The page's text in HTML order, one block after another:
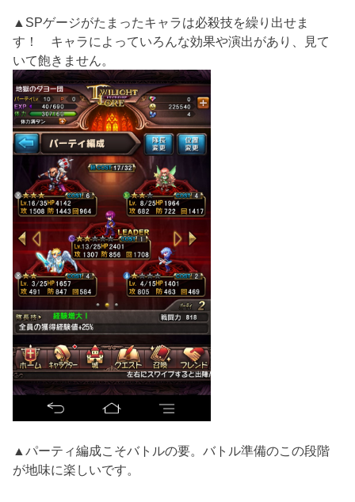
▲SPゲージがたまったキャラは必殺技を繰り出せま
す！ キャラによっていろんな効果や演出があり、見て
いて飽きません。
▲パーティ編成こそバトルの要。バトル準備のこの段階
が地味に楽しいです。